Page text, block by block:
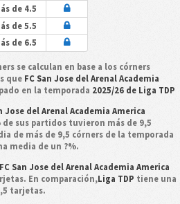
de 4.5
de 5.5
de 6.5
se calculan en base a los córners
que FC San Jose del Arenal Academia
en la temporada 2025/26 de Liga TDP
Jose del Arenal Academia America
sus partidos tuvieron más de 9,5
de más de 9,5 córners de la temporada
media de un ?%.
San Jose del Arenal Academia America
En comparación,Liga TDP tiene una
tarjetas.